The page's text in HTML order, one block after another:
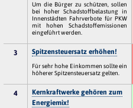
Um die Bürger zu schützen, sollen
bei hoher Schadstoffbelastung in
Innenstädten Fahrverbote für PKW
mit hohen Schadstoffemissionen
eingeführt werden.
3 Spitzensteuersatz erhöhen!
Für sehr hohe Einkommen sollte ein
höherer Spitzensteuersatz gelten.
4
Kernkraftwerke gehören zum
Energiemix!